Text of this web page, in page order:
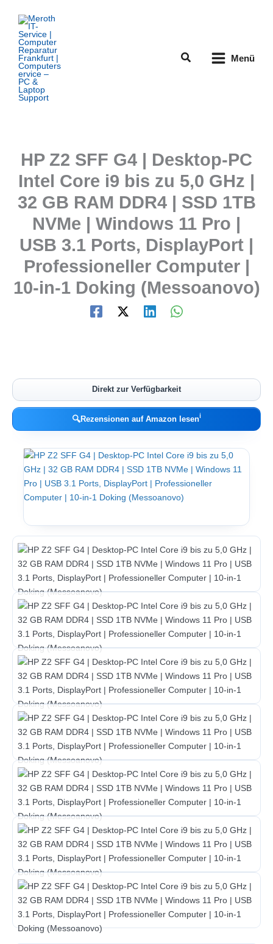
Inhalt
springen
Suchen Menü
HP Z2 SFF G4 | Desktop-PC
Intel Core i9 bis zu 5,0 GHz |
32 GB RAM DDR4 | SSD 1TB
NVMe | Windows 11 Pro |
USB 3.1 Ports, DisplayPort |
Professioneller Computer |
10-in-1 Doking (Messoanovo)
Direkt zur Verfügbarkeit
🔍Rezensionen auf Amazon lesenℹ︎